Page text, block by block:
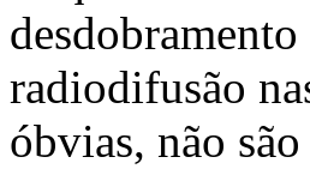
radiodifusão
óbvias, não